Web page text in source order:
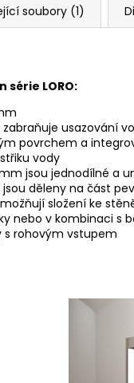
soubory (1)
LORO:
usazování
povrchem a
vody
jsou jednodílné a
děleny na část
složení ke
nebo v kombinaci s
rohovým vstupem